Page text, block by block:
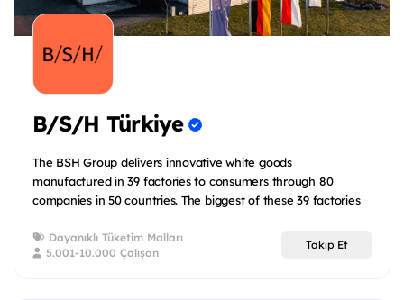
B/S/H Türkiye
The BSH Group delivers innovative white goods
manufactured in 39 factories to consumers through 80
companies in 50 countries. The biggest of these 39 factories
Dayanıklı Tüketim Malları
5.001-10.000 Çalışan
Takip Et